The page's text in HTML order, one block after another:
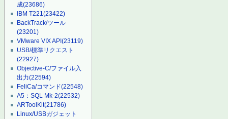
成(23686)
IBM T221(23422)
BackTrack/ツール
(23201)
VMware VIX API(23119)
USB/標準リクエスト
(22927)
Objective-C/ファイル入
出力(22594)
FeliCa/コマンド(22548)
A5：SQL Mk-2(22532)
ARToolKit(21786)
Linux/USBガジェット